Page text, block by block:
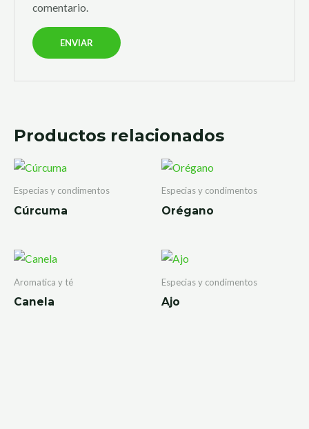
comentario.
Productos relacionados
Especias y condimentos
Cúrcuma
Especias y condimentos
Orégano
Aromatica y té
Canela
Especias y condimentos
Ajo